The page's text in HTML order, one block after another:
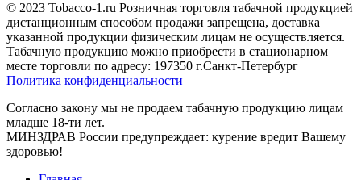
© 2023 Tobacco-1.ru Розничная торговля табачной продукцией
дистанционным способом продажи запрещена, доставка
указанной продукции физическим лицам не осуществляется.
Табачную продукцию можно приобрести в стационарном
месте торговли по адресу: 197350 г.Санкт-Петербург
Политика конфиденциальности
Согласно закону мы не продаем табачную продукцию лицам
младше 18-ти лет.
МИНЗДРАВ России предупреждает: курение вредит Вашему
здоровью!